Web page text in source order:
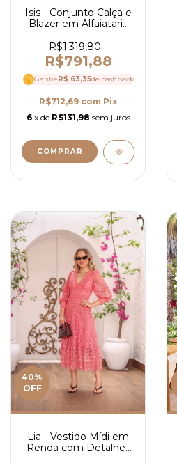
Isis - Conjunto Calça e
Blazer em Alfaiataria
R$1.319,80
R$791,88
GanheR$ 63,35de cashback
R$712,69 com Pix
6 x de R$131,98 sem juros
COMPRAR
40%
OFF
Lia - Vestido Mídi em
Renda com Detalhes